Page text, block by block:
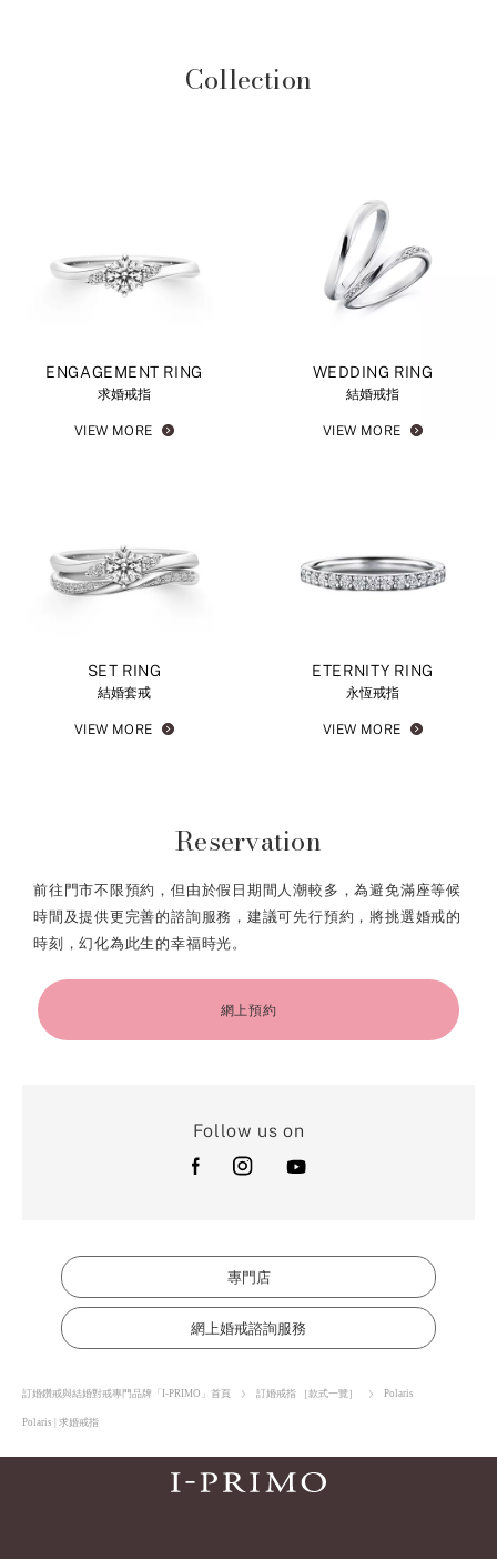
Collection
ENGAGEMENT RING
求婚戒指
VIEW MORE
WEDDING RING
結婚戒指
VIEW MORE
SET RING
結婚套戒
VIEW MORE
ETERNITY RING
永恆戒指
VIEW MORE
Reservation
前往門市不限預約，但由於假日期間人潮較多，為避免滿座等候
時間及提供更完善的諮詢服務，建議可先行預約，將挑選婚戒的
時刻，幻化為此生的幸福時光。
網上預約
Follow us on
專門店
網上婚戒諮詢服務
訂婚鑽戒與結婚對戒專門品牌「I-PRIMO」首頁 訂婚戒指 ［款式一覽］ Polaris
Polaris | 求婚戒指